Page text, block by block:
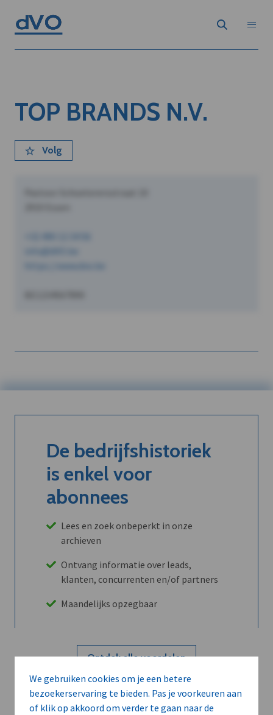
We gebruiken cookies om je een betere
bezoekerservaring te bieden. Pas je voorkeuren aan
of klik op akkoord om verder te gaan naar de
TOP BRANDS N.V.
Volg
De bedrijfshistoriek
is enkel voor
abonnees
Lees en zoek onbeperkt in onze
archieven
Ontvang informatie over leads,
klanten, concurrenten en/of partners
Maandelijks opzegbaar
Ontdek alle voordelen
Abboneer